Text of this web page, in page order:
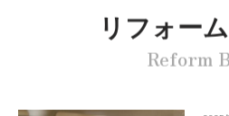
リフォー